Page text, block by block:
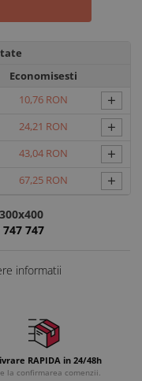
Economisesti
10,76 RON +
24,21 RON +
43,04 RON +
67,25 RON +
747 747
informatii
RAPIDA in 24/48h
la confirmarea comenzii.